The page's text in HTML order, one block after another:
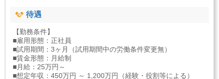
待遇
【勤務条件】
■雇用形態：正社員
■試用期間：3ヶ月（試用期間中の労働条件変更無）
■賃金形態：月給制
■月給：25万円～
■想定年収：450万円 ～ 1,200万円（経験・役割等による）